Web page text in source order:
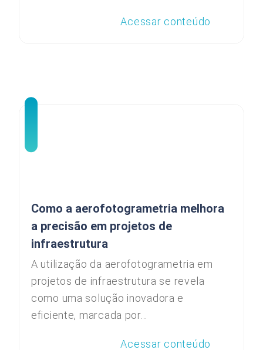
Acessar conteúdo
Como a aerofotogrametria melhora
a precisão em projetos de
infraestrutura
A utilização da aerofotogrametria em
projetos de infraestrutura se revela
como uma solução inovadora e
eficiente, marcada por...
Acessar conteúdo